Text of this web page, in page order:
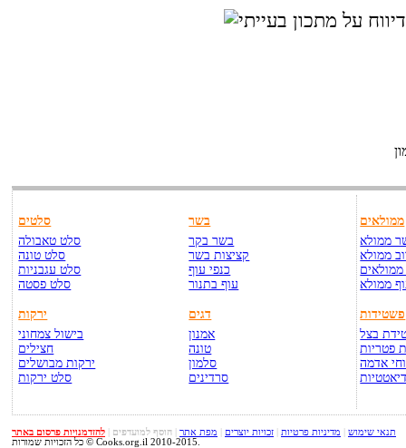
סלטים
סלט טאבולה
סלט טונה
סלט עגבניות
סלט פסטה
ירקות
בישול צמחוני
חצילים
ירקות מבושלים
סלט ירקות
בשר
בשר בקר
קציצות בשר
כנפי עוף
עוף בתנור
דגים
אמנון
טונה
סלמון
סרדינים
ממולאים
ממולא
ממולא
ממולא
פשטידות
בצל
פטריות
אדמה
תנאי שימוש מדיניות פרטיות זכויות יוצרים מפת אתר הוסף למועדפים
להזדמנויות פרסום באתר
כל הזכויות שמורות © Cooks.org.il 2010-2015.